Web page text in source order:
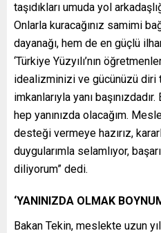
taşıdıkları umuda yol
Onlarla kuracağınız samimi
dayanağı, hem de en güçlü
‘Türkiye Yüzyılı’nın
idealizminizi ve gücünüzü diri
imkanlarıyla yanı
hep yanınızda olacağım.
desteği vermeye hazırız,
duygularımla selamlıyor,
diliyorum” dedi.
‘YANINIZDA OLMAK
Bakan Tekin, meslekte uzun